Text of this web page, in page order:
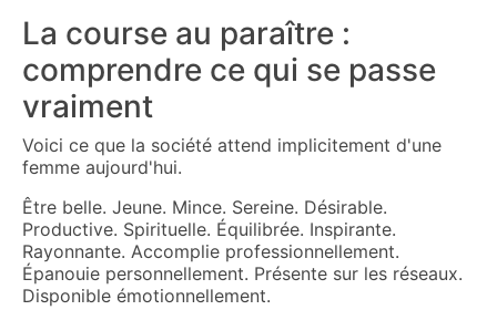
La course au paraître :
comprendre ce qui se passe
vraiment
Voici ce que la société attend implicitement d'une
femme aujourd'hui.
Être belle. Jeune. Mince. Sereine. Désirable.
Productive. Spirituelle. Équilibrée. Inspirante.
Rayonnante. Accomplie professionnellement.
Épanouie personnellement. Présente sur les réseaux.
Disponible émotionnellement.